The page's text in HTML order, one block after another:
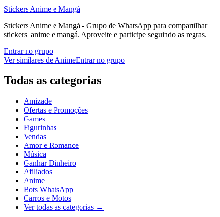
Stickers Anime e Mangá
Stickers Anime e Mangá - Grupo de WhatsApp para compartilhar
stickers, anime e mangá. Aproveite e participe seguindo as regras.
Entrar no grupo
Ver similares de AnimeEntrar no grupo
Todas as categorias
Amizade
Ofertas e Promoções
Games
Figurinhas
Vendas
Amor e Romance
Música
Ganhar Dinheiro
Afiliados
Anime
Bots WhatsApp
Carros e Motos
Ver todas as categorias →